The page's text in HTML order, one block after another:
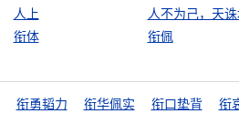
人上
人不为己，天
衔体 衔佩
衔勇韬力 衔华佩实 衔口垫背 衔